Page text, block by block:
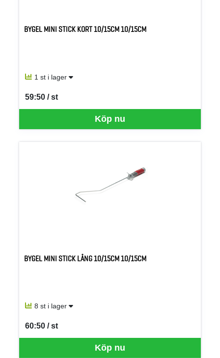
BYGEL MINI STICK KORT 10/15CM 10/15CM
1 st i lager
Köp nu
59:50 / st
SEK per ST
BYGEL MINI STICK LÅNG 10/15CM 10/15CM
8 st i lager
Köp nu
60:50 / st
SEK per ST